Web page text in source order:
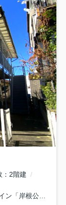
2階建
ン 「岸根公園